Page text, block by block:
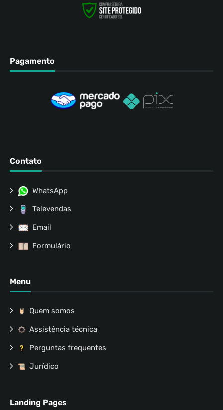
Pagamento
Contato
WhatsApp
Televendas
Email
Formulário
Menu
Quem somos
Assistência técnica
Perguntas frequentes
Jurídico
Landing Pages